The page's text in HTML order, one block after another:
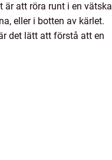
är att röra runt i en vätska
eller i botten av kärlet.
det lätt att förstå att en